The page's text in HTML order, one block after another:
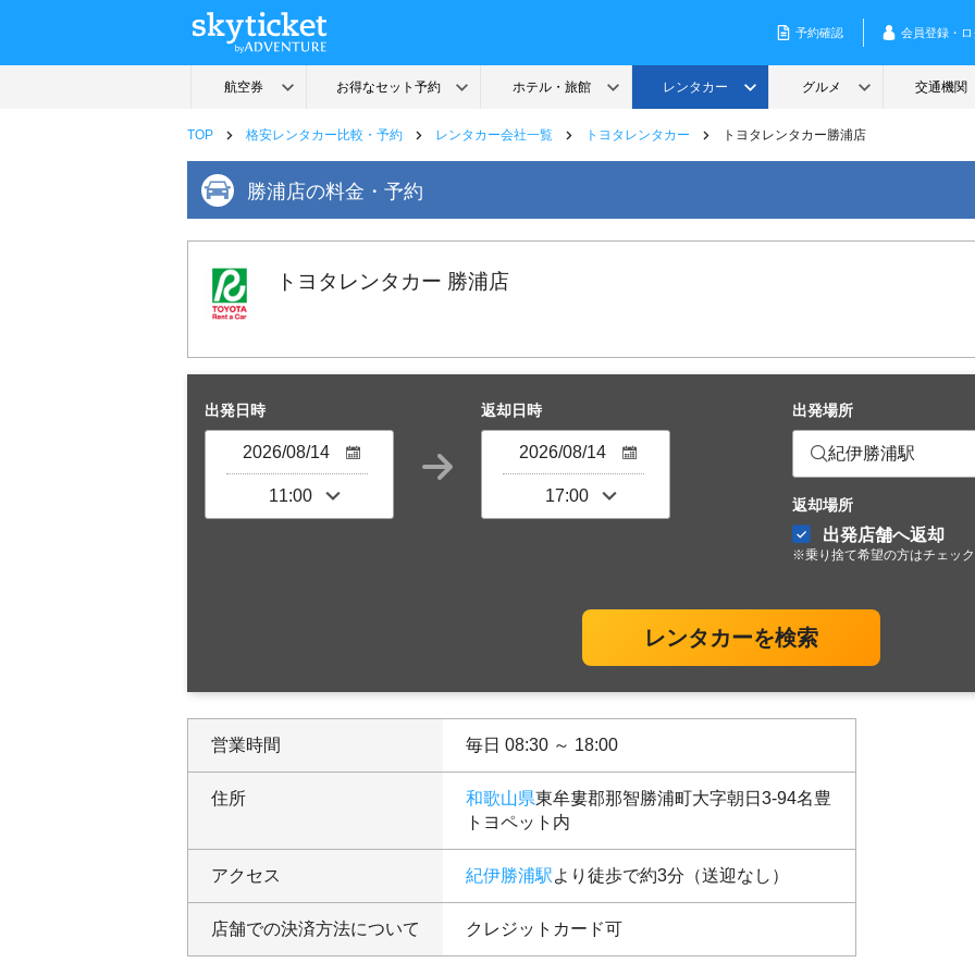
TOP 格安レンタカー比較・予約 レンタカー会社一覧 トヨタレンタカー トヨタレンタカー勝浦店
勝浦店の料金・予約
トヨタレンタカー 勝浦店
出発日時 返却日時 出発場所
紀伊勝浦駅
返却場所
出発店舗へ返却
※乗り捨て希望の方はチェッ
レンタカーを検索
営業時間 毎日 08:30 ～ 18:00
住所 和歌山県東牟婁郡那智勝浦町大字朝日3-94名豊
トヨペット内
アクセス 紀伊勝浦駅より徒歩で約3分（送迎なし）
店舗での決済方法について クレジットカード可